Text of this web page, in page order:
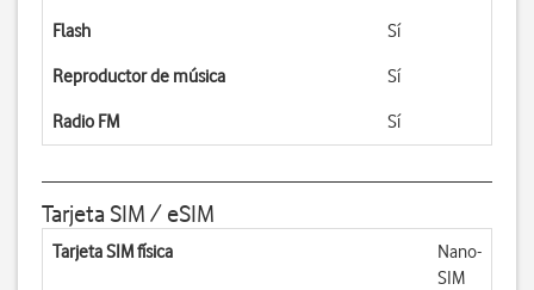
Flash Sí
Reproductor de música Sí
Radio FM Sí
Tarjeta SIM / eSIM
Tarjeta SIM física
Nano-
SIM